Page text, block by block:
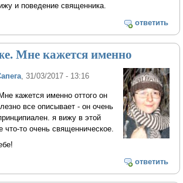
и поведение священника.
ответить
Мне кажется именно
, 31/03/2017 - 13:16
кажется именно оттого он
все описывает - он очень
я вижу в этой
что-то очень священническое.
ответить